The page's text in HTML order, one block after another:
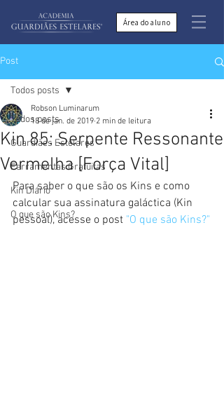
Área do aluno
Post
Todos posts
Guardiães Estelares
Ferramentas Gratuitas
Kin Diário
O que são Kins?
Todos posts
Kin 85: Serpente Ressonante
Vermelha [Força Vital]
Robson Luminarum
18 de jan. de 2019 2 min de leitura
Para saber o que são os Kins e como
calcular sua assinatura galáctica (Kin
pessoal), acesse o post "O que são Kins?"